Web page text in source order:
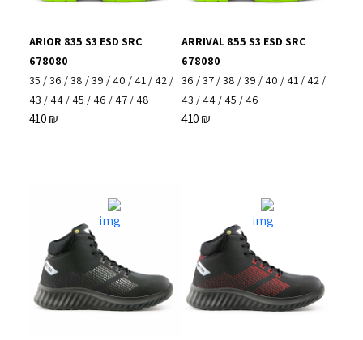
ARRIVAL 855 S3 ESD SRC
678080
36 /37 /38 /39 / 40 / 41 / 42 /
43 / 44 / 45 / 46
410₪
ARIOR 835 S3 ESD SRC
678080
35 /36 /38 /39 / 40 / 41/ 42/
43 / 44/ 45 / 46 / 47/ 48
410₪